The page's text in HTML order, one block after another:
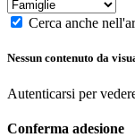
Cerca anche
Nessun contenuto da
Autenticarsi per
Conferma adesione